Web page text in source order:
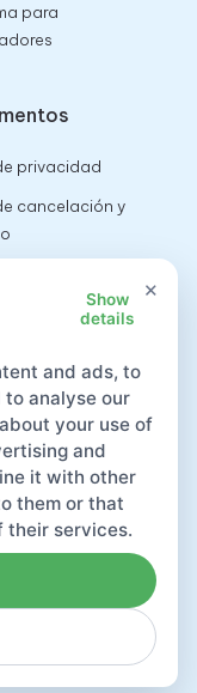
para
privacidad
cancelación y
×
Show
details
and ads, to
analyse our
your use of
and
it with other
them or that
their services.